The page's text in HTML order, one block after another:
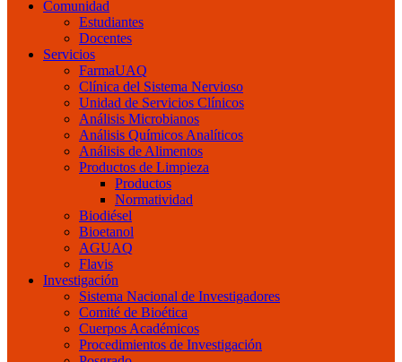
Comunidad
Estudiantes
Docentes
Servicios
FarmaUAQ
Clínica del Sistema Nervioso
Unidad de Servicios Clínicos
Análisis Microbianos
Análisis Químicos Analíticos
Análisis de Alimentos
Productos de Limpieza
Productos
Normatividad
Biodiésel
Bioetanol
AGUAQ
Flavis
Investigación
Sistema Nacional de Investigadores
Comité de Bioética
Cuerpos Académicos
Procedimientos de Investigación